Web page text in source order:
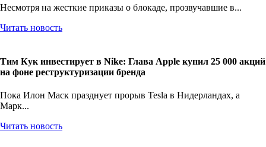
Несмотря на жесткие приказы о блокаде, прозвучавшие в...
Читать новость
Тим Кук инвестирует в Nike: Глава Apple купил 25 000 акций
на фоне реструктуризации бренда
Пока Илон Маск празднует прорыв Tesla в Нидерландах, а
Марк...
Читать новость